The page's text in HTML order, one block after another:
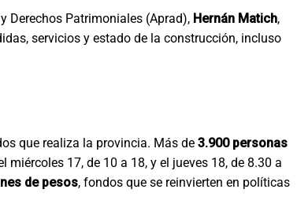
Derechos Patrimoniales (Aprad), Hernán Matich,
servicios y estado de la construcción, incluso
que realiza la provincia. Más de 3.900 personas
17, de 10 a 18, y el jueves 18, de 8.30 a
de pesos, fondos que se reinvierten en políticas